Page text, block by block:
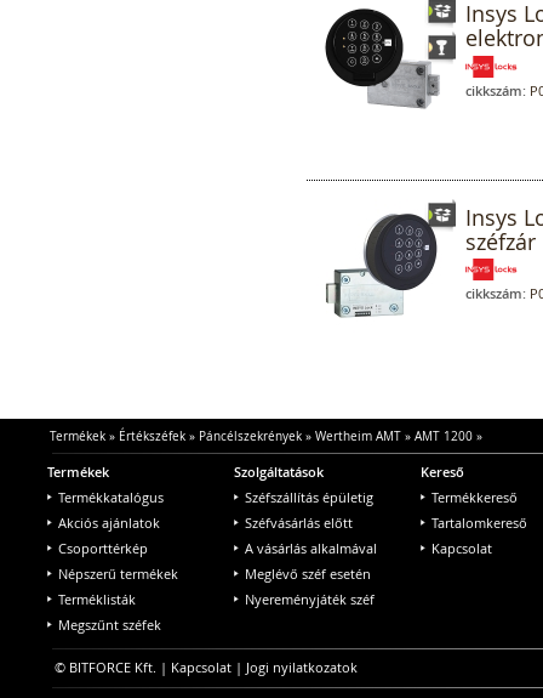
Insys
cikkszám:
Insys
cikkszám:
Termékek» Értékszéfek» Páncélszekrények» Wertheim AMT» AMT 1200»
Termékek
Termékkatalógus
Akciós ajánlatok
Csoporttérkép
Népszerű termékek
Terméklisták
Megszűnt széfek
Szolgáltatások
Széfszállítás épületig
Széfvásárlás előtt
A vásárlás alkalmával
Meglévő széf esetén
Nyereményjáték széf
Kereső
Termékkereső
Tartalomkereső
Kapcsolat
© BITFORCE Kft. | Kapcsolat | Jogi nyilatkozatok